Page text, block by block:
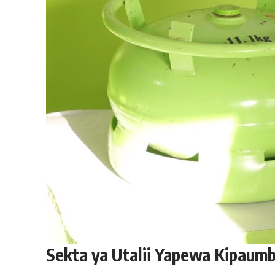
Sekta ya Utalii Yapewa